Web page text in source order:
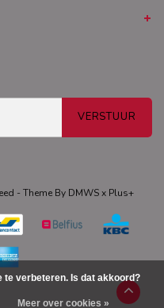
VERSTUUR
- Theme By DMWSx Plus+
te verbeteren. Is dat akkoord?
Meer over cookies »